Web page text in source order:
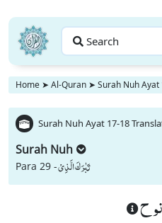
Search
Home ➤ Al-Quran ➤ Surah Nuh
Surah Nuh Ayat 17-18
Surah Nuh
Para 29 -تَبٰرَكَ الَّذِیْ